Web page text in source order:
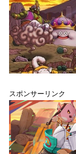
スポンサーリンク